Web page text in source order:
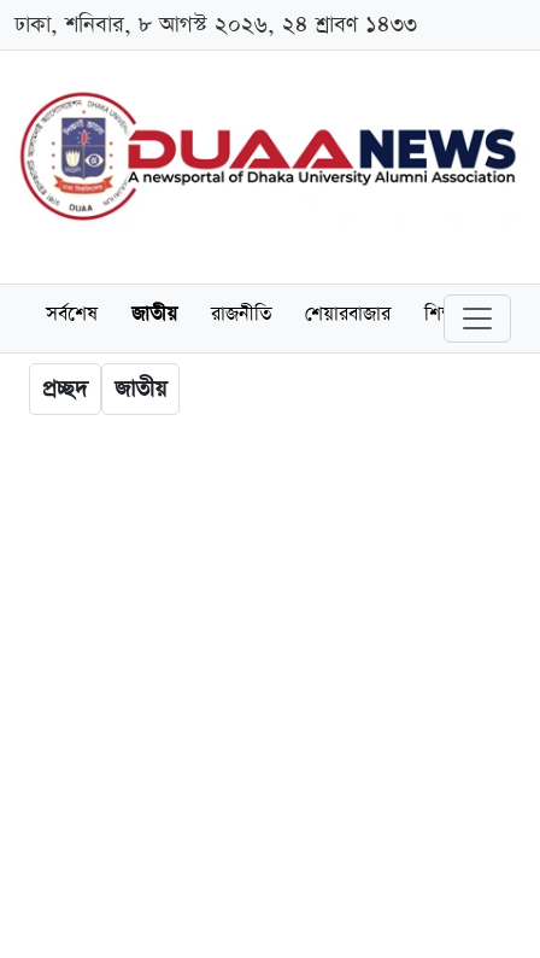
ঢাকা, শনিবার, ৮ আগস্ট ২০২৬, ২৪ শ্রাবণ ১৪৩৩
সর্বশেষ জাতীয় রাজনীতি শেয়ারবাজার শিক্ষা
প্রচ্ছদ জাতীয়